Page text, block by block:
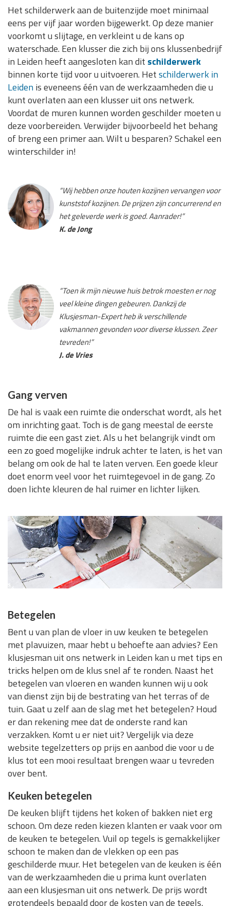
Het schilderwerk aan de buitenzijde moet minimaal
eens per vijf jaar worden bijgewerkt. Op deze manier
voorkomt u slijtage, en verkleint u de kans op
waterschade. Een klusser die zich bij ons klussenbedrijf
in Leiden heeft aangesloten kan dit schilderwerk
binnen korte tijd voor u uitvoeren. Hetschilderwerk in
Leidenis eveneens één van de werkzaamheden die u
kunt overlaten aan een klusser uit ons netwerk.
Voordat de muren kunnen worden geschilder moeten u
deze voorbereiden. Verwijder bijvoorbeeld het behang
of breng een primer aan. Wilt u besparen? Schakel een
winterschilder in!
“Wij hebben onze houten kozijnen vervangen voor
kunststof kozijnen. De prijzen zijn concurrerend en
het geleverde werk is goed. Aanrader!”
K. de Jong
“Toen ik mijn nieuwe huis betrok moesten er nog
veel kleine dingen gebeuren. Dankzij de
Klusjesman-Expert heb ik verschillende
vakmannen gevonden voor diverse klussen. Zeer
tevreden!”
J. de Vries
Gang verven
De hal is vaak een ruimte die onderschat wordt, als het
om inrichting gaat. Toch is de gang meestal de eerste
ruimte die een gast ziet. Als u het belangrijk vindt om
een zo goed mogelijke indruk achter te laten, is het van
belang om ook de hal te laten verven. Een goede kleur
doet enorm veel voor het ruimtegevoel in de gang. Zo
doen lichte kleuren de hal ruimer en lichter lijken.
Betegelen
Bent u van plan de vloer in uw keuken te betegelen
met plavuizen, maar hebt u behoefte aan advies? Een
klusjesman uit ons netwerk in Leiden kan u met tips en
tricks helpen om de klus snel af te ronden. Naast het
betegelen van vloeren en wanden kunnen wij u ook
van dienst zijn bij de bestrating van het terras of de
tuin. Gaat u zelf aan de slag met het betegelen? Houd
er dan rekening mee dat de onderste rand kan
verzakken. Komt u er niet uit? Vergelijk via deze
website tegelzetters op prijs en aanbod die voor u de
klus tot een mooi resultaat brengen waar u tevreden
over bent.
Keuken betegelen
De keuken blijft tijdens het koken of bakken niet erg
schoon. Om deze reden kiezen klanten er vaak voor om
de keuken te betegelen. Vuil op tegels is gemakkelijker
schoon te maken dan de vlekken op een pas
geschilderde muur. Het betegelen van de keuken is één
van de werkzaamheden die u prima kunt overlaten
aan een klusjesman uit ons netwerk. De prijs wordt
grotendeels bepaald door de kosten van de tegels,